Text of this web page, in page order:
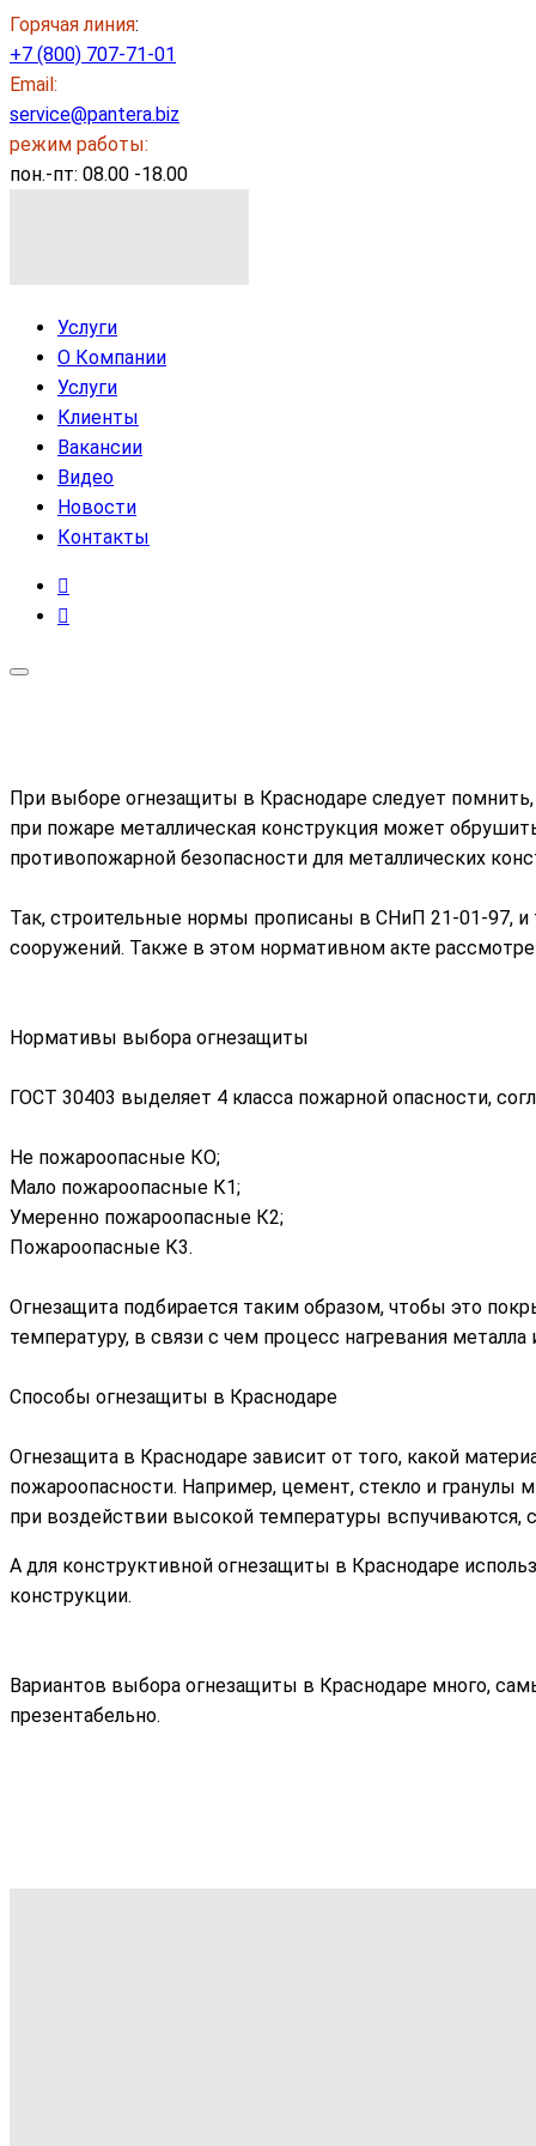
Горячая линия:
+7 (800) 707-71-01
Email:
service@pantera.biz
режим работы:
пон.-пт: 08.00 -18.00
Услуги
О Компании
Услуги
Клиенты
Вакансии
Видео
Новости
Контакты
При выборе огнезащиты в Краснодаре следует помнить,
при пожаре металлическая конструкция может
противопожарной безопасности для металлических
Так, строительные нормы прописаны в СНиП 21-01-97,
сооружений. Также в этом нормативном акте
Нормативы выбора огнезащиты
ГОСТ 30403 выделяет 4 класса пожарной опасности,
Не пожароопасные КО;
Мало пожароопасные К1;
Умеренно пожароопасные К2;
Пожароопасные К3.
Огнезащита подбирается таким образом, чтобы это
температуру, в связи с чем процесс нагревания
Способы огнезащиты в Краснодаре
Огнезащита в Краснодаре зависит от того, какой
пожароопасности. Например, цемент, стекло и
при воздействии высокой температуры вспучиваются,
А для конструктивной огнезащиты в Краснодаре
конструкции.
Вариантов выбора огнезащиты в Краснодаре много,
презентабельно.